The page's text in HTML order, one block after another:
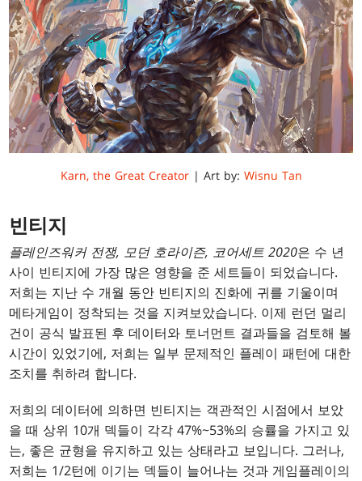
Karn, the Great Creator| Art by: Wisnu Tan
빈티지
플레인즈워커 전쟁, 모던 호라이즌, 코어세트 2020은 수 년
사이 빈티지에 가장 많은 영향을 준 세트들이 되었습니다.
저희는 지난 수 개월 동안 빈티지의 진화에 귀를 기울이며
메타게임이 정착되는 것을 지켜보았습니다. 이제 런던 멀리
건이 공식 발표된 후 데이터와 토너먼트 결과들을 검토해 볼
시간이 있었기에, 저희는 일부 문제적인 플레이 패턴에 대한
조치를 취하려 합니다.
저희의 데이터에 의하면 빈티지는 객관적인 시점에서 보았
을 때 상위 10개 덱들이 각각 47%~53%의 승률을 가지고 있
는, 좋은 균형을 유지하고 있는 상태라고 보입니다. 그러나,
저희는 1/2턴에 이기는 덱들이 늘어나는 것과 게임플레이의